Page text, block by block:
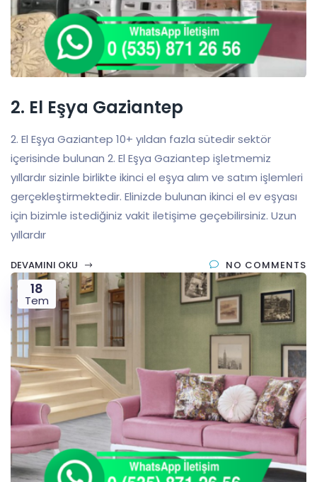
2. El Eşya Gaziantep
2. El Eşya Gaziantep 10+ yıldan fazla sütedir sektör
içerisinde bulunan 2. El Eşya Gaziantep işletmemiz
yıllardır sizinle birlikte ikinci el eşya alım ve satım işlemleri
gerçekleştirmektedir. Elinizde bulunan ikinci el ev eşyası
için bizimle istediğiniz vakit iletişime geçebilirsiniz. Uzun
yıllardır
DEVAMINI OKU NO COMMENTS
18
Tem